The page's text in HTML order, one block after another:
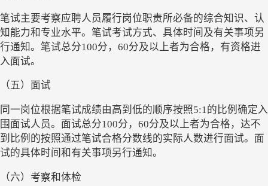
笔试主要考察应聘人员履行岗位职责所必备的综合知识、认
知能力和专业水平。笔试考试方式、具体时间及有关事项另
行通知。笔试总分100分，60分及以上者为合格，有资格进
入面试。
（五）面试
同一岗位根据笔试成绩由高到低的顺序按照5:1的比例确定入
围面试人员。面试总分100分，60分及以上者为合格，达不
到比例的按照通过笔试合格分数线的实际人数进行面试。面
试的具体时间和有关事项另行通知。
（六）考察和体检